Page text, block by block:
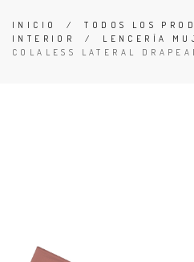
INICIO /TODOS LOS
INTERIOR
/ LENCERÍA
COLALESS LATERAL